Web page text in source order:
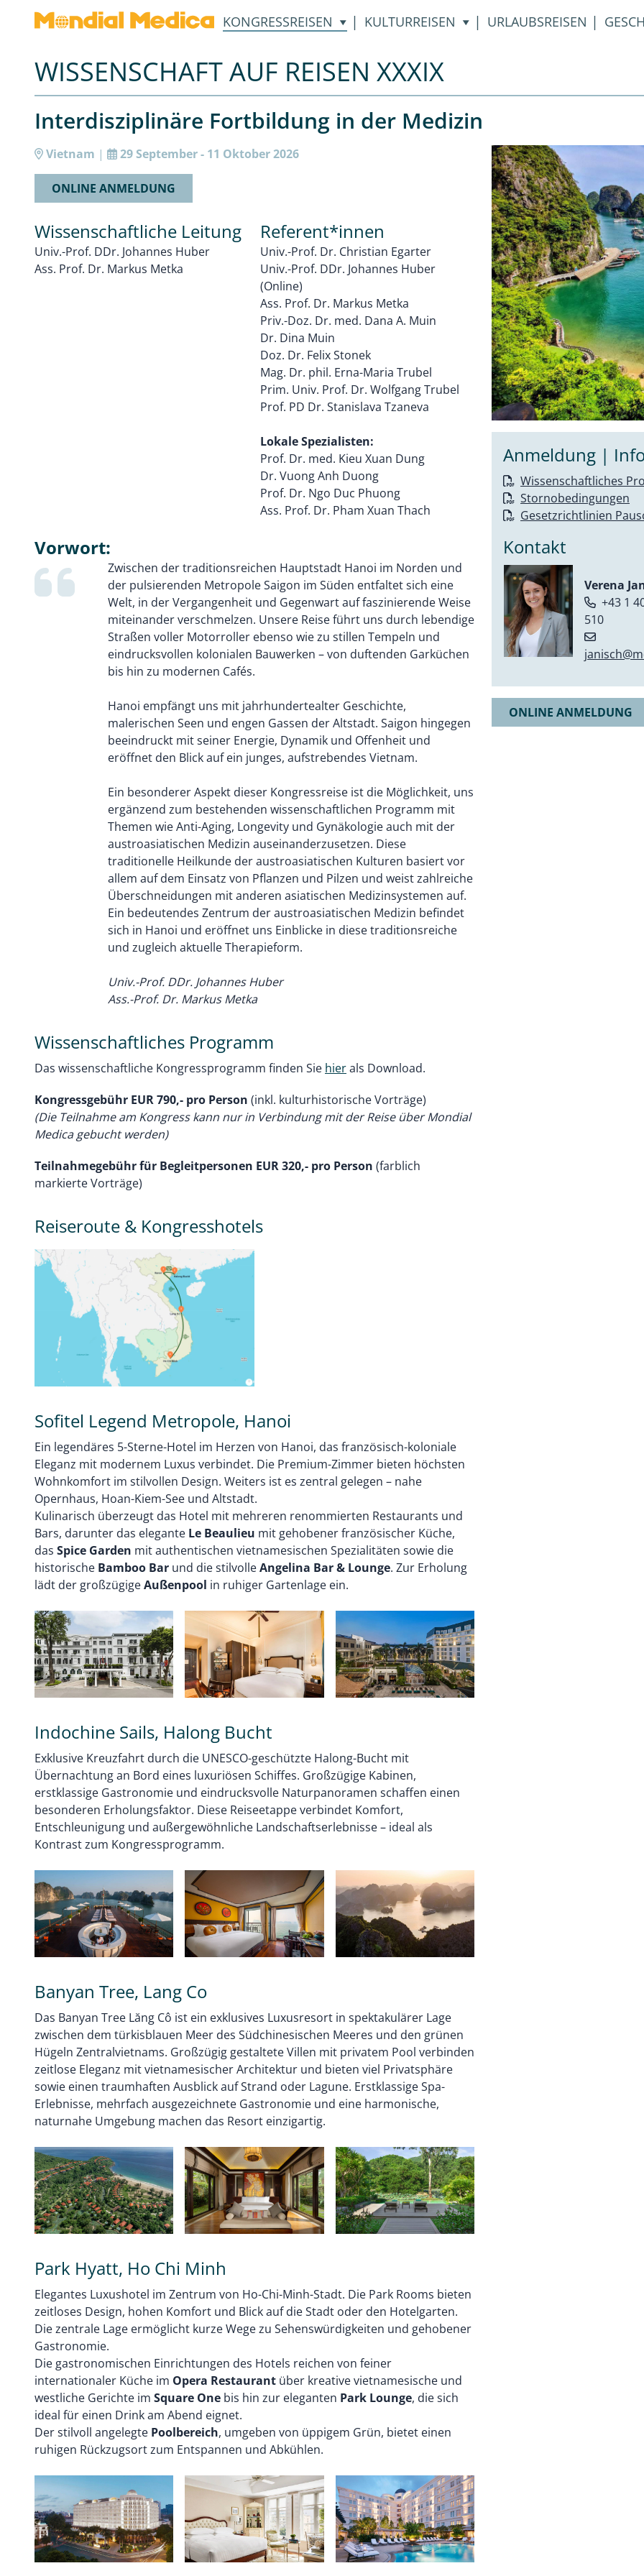
KONGRESSREISEN | KULTURREISEN | URLAUBSREISEN |
WISSENSCHAFT AUF REISEN XXXIX
Interdisziplinäre Fortbildung in der Medizin
Vietnam | 29 September - 11 Oktober 2026
ONLINE ANMELDUNG
Wissenschaftliche Leitung
Univ.-Prof. DDr. Johannes Huber
Ass. Prof. Dr. Markus Metka
Referent*innen
Univ.-Prof. Dr. Christian Egarter
Univ.-Prof. DDr. Johannes Huber
(Online)
Ass. Prof. Dr. Markus Metka
Priv.-Doz. Dr. med. Dana A. Muin
Dr. Dina Muin
Doz. Dr. Felix Stonek
Mag. Dr. phil. Erna-Maria Trubel
Prim. Univ. Prof. Dr. Wolfgang Trubel
Prof. PD Dr. Stanislava Tzaneva
Lokale Spezialisten:
Prof. Dr. med. Kieu Xuan Dung
Dr. Vuong Anh Duong
Prof. Dr. Ngo Duc Phuong
Ass. Prof. Dr. Pham Xuan Thach
Vorwort:
Zwischen der traditionsreichen Hauptstadt Hanoi im Norden und
der pulsierenden Metropole Saigon im Süden entfaltet sich eine
Welt, in der Vergangenheit und Gegenwart auf faszinierende Weise
miteinander verschmelzen. Unsere Reise führt uns durch lebendige
Straßen voller Motorroller ebenso wie zu stillen Tempeln und
eindrucksvollen kolonialen Bauwerken – von duftenden Garküchen
bis hin zu modernen Cafés.
Hanoi empfängt uns mit jahrhundertealter Geschichte,
malerischen Seen und engen Gassen der Altstadt. Saigon hingegen
beeindruckt mit seiner Energie, Dynamik und Offenheit und
eröffnet den Blick auf ein junges, aufstrebendes Vietnam.
Ein besonderer Aspekt dieser Kongressreise ist die Möglichkeit, uns
ergänzend zum bestehenden wissenschaftlichen Programm mit
Themen wie Anti-Aging, Longevity und Gynäkologie auch mit der
austroasiatischen Medizin auseinanderzusetzen. Diese
traditionelle Heilkunde der austroasiatischen Kulturen basiert vor
allem auf dem Einsatz von Pflanzen und Pilzen und weist zahlreiche
Überschneidungen mit anderen asiatischen Medizinsystemen auf.
Ein bedeutendes Zentrum der austroasiatischen Medizin befindet
sich in Hanoi und eröffnet uns Einblicke in diese traditionsreiche
und zugleich aktuelle Therapieform.
Univ.-Prof. DDr. Johannes Huber
Ass.-Prof. Dr. Markus Metka
Wissenschaftliches Programm
Das wissenschaftliche Kongressprogramm finden Sie hierals Download.
Kongressgebühr EUR 790,- pro Person (inkl. kulturhistorische Vorträge)
(Die Teilnahme am Kongress kann nur in Verbindung mit der Reise über Mondial
Medica gebucht werden)
Teilnahmegebühr für Begleitpersonen EUR 320,- pro Person (farblich
markierte Vorträge)
Reiseroute & Kongresshotels
Sofitel Legend Metropole, Hanoi
Ein legendäres 5-Sterne-Hotel im Herzen von Hanoi, das französisch-koloniale
Eleganz mit modernem Luxus verbindet. Die Premium-Zimmer bieten höchsten
Wohnkomfort im stilvollen Design. Weiters ist es zentral gelegen – nahe
Opernhaus, Hoan-Kiem-See und Altstadt.
Kulinarisch überzeugt das Hotel mit mehreren renommierten Restaurants und
Bars, darunter das elegante Le Beaulieu mit gehobener französischer Küche,
das Spice Garden mit authentischen vietnamesischen Spezialitäten sowie die
historische Bamboo Bar und die stilvolleAngelina Bar & Lounge. Zur Erholung
lädt der großzügigeAußenpool in ruhiger Gartenlage ein.
Indochine Sails, Halong Bucht
Exklusive Kreuzfahrt durch die UNESCO-geschützte Halong-Bucht mit
Übernachtung an Bord eines luxuriösen Schiffes. Großzügige Kabinen,
erstklassige Gastronomie und eindrucksvolle Naturpanoramen schaffen einen
besonderen Erholungsfaktor. Diese Reiseetappe verbindet Komfort,
Entschleunigung und außergewöhnliche Landschaftserlebnisse – ideal als
Kontrast zum Kongressprogramm.
Banyan Tree, Lang Co
Das Banyan Tree Lăng Cô ist ein exklusives Luxusresort in spektakulärer Lage
zwischen dem türkisblauen Meer des Südchinesischen Meeres und den grünen
Hügeln Zentralvietnams. Großzügig gestaltete Villen mit privatem Pool verbinden
zeitlose Eleganz mit vietnamesischer Architektur und bieten viel Privatsphäre
sowie einen traumhaften Ausblick auf Strand oder Lagune. Erstklassige Spa-
Erlebnisse, mehrfach ausgezeichnete Gastronomie und eine harmonische,
naturnahe Umgebung machen das Resort einzigartig.
Park Hyatt, Ho Chi Minh
Elegantes Luxushotel im Zentrum von Ho-Chi-Minh-Stadt. Die Park Rooms bieten
zeitloses Design, hohen Komfort und Blick auf die Stadt oder den Hotelgarten.
Die zentrale Lage ermöglicht kurze Wege zu Sehenswürdigkeiten und gehobener
Gastronomie.
Die gastronomischen Einrichtungen des Hotels reichen von feiner
internationaler Küche im Opera Restaurant über kreative vietnamesische und
westliche Gerichte im Square One bis hin zur eleganten Park Lounge, die sich
ideal für einen Drink am Abend eignet.
Der stilvoll angelegte Poolbereich, umgeben von üppigem Grün, bietet einen
ruhigen Rückzugsort zum Entspannen und Abkühlen.
Anmeldung |
Wissenschaftliches
Stornobedingungen
Gesetzrichtlinien
Kontakt
Verena
+43 1
510
ONLINE ANMELDUNG